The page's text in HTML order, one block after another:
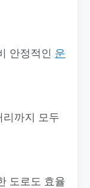
안정적인 운
리까지 모두
도로도 효율